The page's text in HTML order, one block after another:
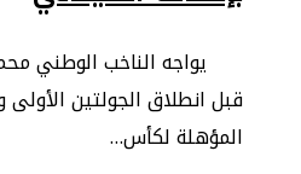
​يواجه الناخب الوطني
قبل انطلاق الجولتين الأولى
المؤهلة لكأس…